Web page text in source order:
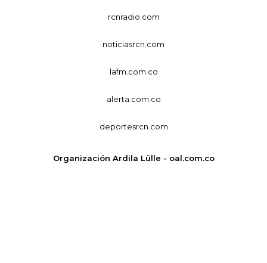
rcnradio.com
noticiasrcn.com
lafm.com.co
alerta.com.co
deportesrcn.com
Organización Ardila Lülle - oal.com.co